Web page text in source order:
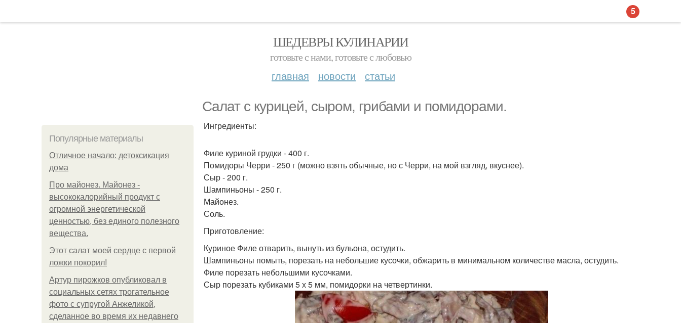
ШЕДЕВРЫ КУЛИНАРИИ
готовьте с нами, готовьте с любовью
главная новости статьи
Салат с курицей, сыром, грибами и помидорами.
Популярные материалы
Отличное начало: детоксикация
дома
Про майонез. Майонез -
высококалорийный продукт с
огромной энергетической
ценностью, без единого полезного
вещества.
Этот салат моей сердце с первой
ложки покорил!
Артур пирожков опубликовал в
социальных сетях трогательное
фото с супругой Анжеликой,
сделанное во время их недавнего
Ингредиенты:
Филе куриной грудки - 400 г.
Помидоры Черри - 250 г (можно взять обычные, но с Черри, на мой взгляд, вкуснее).
Сыр - 200 г.
Шампиньоны - 250 г.
Майонез.
Соль.
Приготовление:
Куриное Филе отварить, вынуть из бульона, остудить.
Шампиньоны помыть, порезать на небольшие кусочки, обжарить в минимальном количестве масла, остудить.
Филе порезать небольшими кусочками.
Сыр порезать кубиками 5 х 5 мм, помидорки на четвертинки.
5